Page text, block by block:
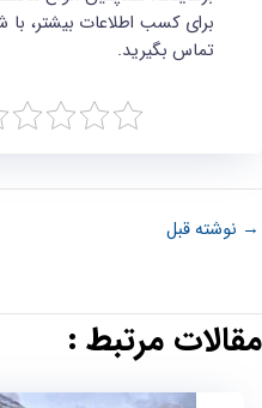
برای کسب اطلاعات بیشتر،
تماس بگیرید.
→ نوشته قبل
مقالات مرتبط :